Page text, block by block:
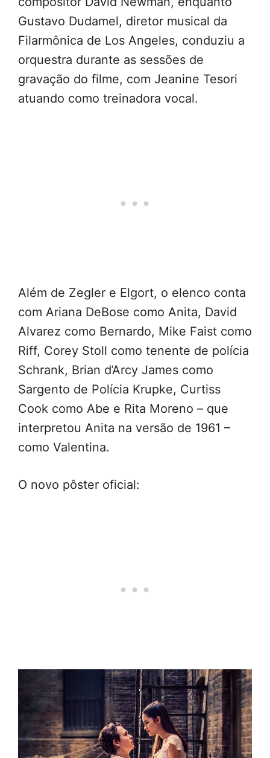
Gustavo Dudamel, diretor musical da
Filarmônica de Los Angeles, conduziu a
orquestra durante as sessões de
gravação do filme, com Jeanine Tesori
atuando como treinadora vocal.
Além de Zegler e Elgort, o elenco conta
com Ariana DeBose como Anita, David
Alvarez como Bernardo, Mike Faist como
Riff, Corey Stoll como tenente de polícia
Schrank, Brian d’Arcy James como
Sargento de Polícia Krupke, Curtiss
Cook como Abe e Rita Moreno – que
interpretou Anita na versão de 1961 –
como Valentina.
O novo pôster oficial: